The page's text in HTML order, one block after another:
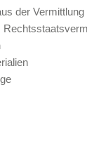
der Vermittlung